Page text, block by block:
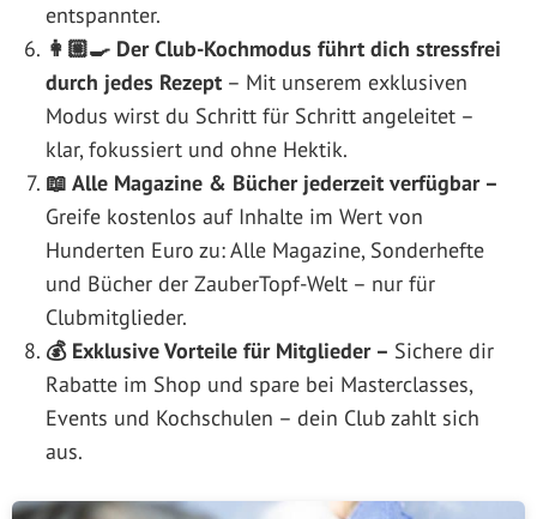
entspannter.
👩🏼‍🍳 Der Club-Kochmodus führt dich stressfrei
durch jedes Rezept – Mit unserem exklusiven
Modus wirst du Schritt für Schritt angeleitet –
klar, fokussiert und ohne Hektik.
📖 Alle Magazine & Bücher jederzeit verfügbar –
Greife kostenlos auf Inhalte im Wert von
Hunderten Euro zu: Alle Magazine, Sonderhefte
und Bücher der ZauberTopf-Welt – nur für
Clubmitglieder.
💰 Exklusive Vorteile für Mitglieder – Sichere dir
Rabatte im Shop und spare bei Masterclasses,
Events und Kochschulen – dein Club zahlt sich
aus.